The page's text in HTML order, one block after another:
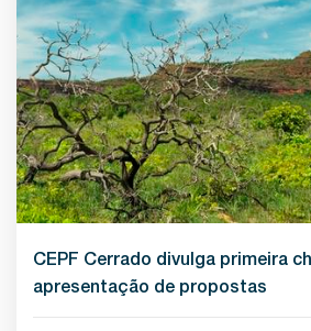
CEPF Cerrado divulga primeira
apresentação de propostas